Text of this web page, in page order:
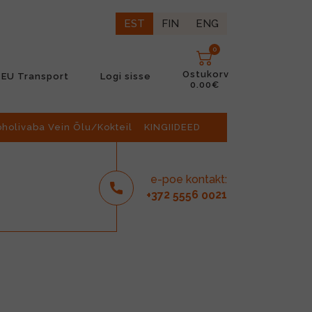
EST FIN ENG
EU Transport Logi sisse
0
Ostukorv
0.00€
Vein Õlu/Kokteil KINGIIDEED
e-poe kontakt:
+372 5556 0021